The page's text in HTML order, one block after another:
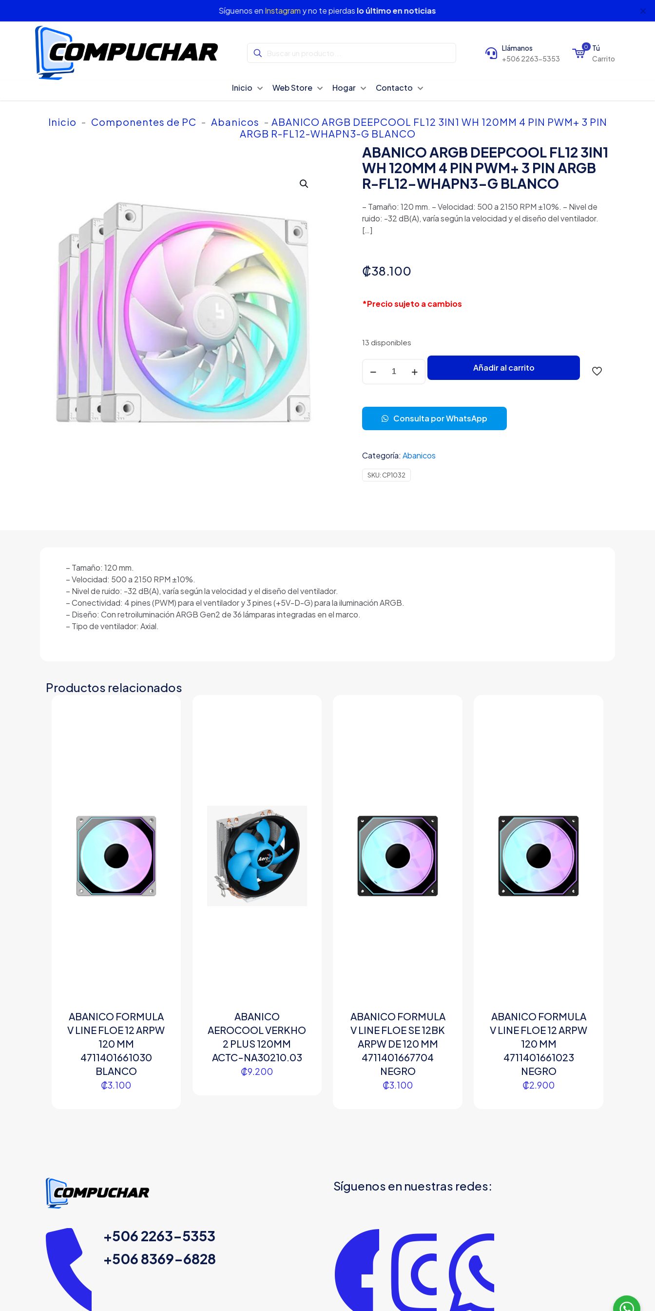
Síguenos enInstagramy no te pierdas lo último en noticias ✕
Llámanos
+506 2263-5353
0
Tú
Carrito
Inicio Web Store Hogar Contacto
Inicio - Componentes de PC - Abanicos - ABANICO ARGB DEEPCOOL FL12 3IN1 WH 120MM 4 PIN PWM+ 3 PIN
ARGB R-FL12-WHAPN3-G BLANCO
ABANICO ARGB DEEPCOOL FL12 3IN1
WH 120MM 4 PIN PWM+ 3 PIN ARGB
R-FL12-WHAPN3-G BLANCO
– Tamaño: 120 mm. – Velocidad: 500 a 2150 RPM ±10%. – Nivel de
ruido: -32 dB(A), varía según la velocidad y el diseño del ventilador.
[…]
₡38.100
*Precio sujeto a cambios
13 disponibles
ABANICO
ARGB
DEEPCOOL
3IN1
PIN
PWM+
3
Añadir al carrito
Consulta por WhatsApp
Categoría: Abanicos
SKU: CP1032
– Tamaño: 120 mm.
– Velocidad: 500 a 2150 RPM ±10%.
– Nivel de ruido: -32 dB(A), varía según la velocidad y el diseño del ventilador.
– Conectividad: 4 pines (PWM) para el ventilador y 3 pines (+5V-D-G) para la iluminación ARGB.
– Diseño: Con retroiluminación ARGB Gen2 de 36 lámparas integradas en el marco.
– Tipo de ventilador: Axial.
Productos relacionados
ABANICO FORMULA
V LINE FLOE 12 ARPW
120 MM
4711401661030
BLANCO
₡3.100
ABANICO
AEROCOOL VERKHO
2 PLUS 120MM
ACTC-NA30210.03
₡9.200
ABANICO FORMULA
V LINE FLOE SE 12BK
ARPW DE 120 MM
4711401667704
NEGRO
₡3.100
ABANICO FORMULA
V LINE FLOE 12 ARPW
120 MM
4711401661023
NEGRO
₡2.900
Síguenos en nuestras redes:
+506 2263-5353
+506 8369-6828